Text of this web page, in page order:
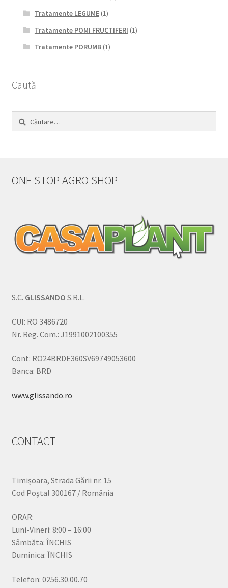
Tratamente LEGUME(1)
Tratamente POMI FRUCTIFERI (1)
Tratamente PORUMB(1)
Caută
Caută
ONE STOP AGRO SHOP
S.C. GLISSANDO S.R.L.
CUI: RO 3486720
Nr. Reg. Com.: J1991002100355
Cont: RO24BRDE360SV69749053600
Banca: BRD
www.glissando.ro
CONTACT
Timișoara, Strada Gării nr. 15
Cod Poștal 300167 / România
ORAR:
Luni-Vineri: 8:00 – 16:00
Sâmbăta: ÎNCHIS
Duminica: ÎNCHIS
Telefon: 0256.30.00.70